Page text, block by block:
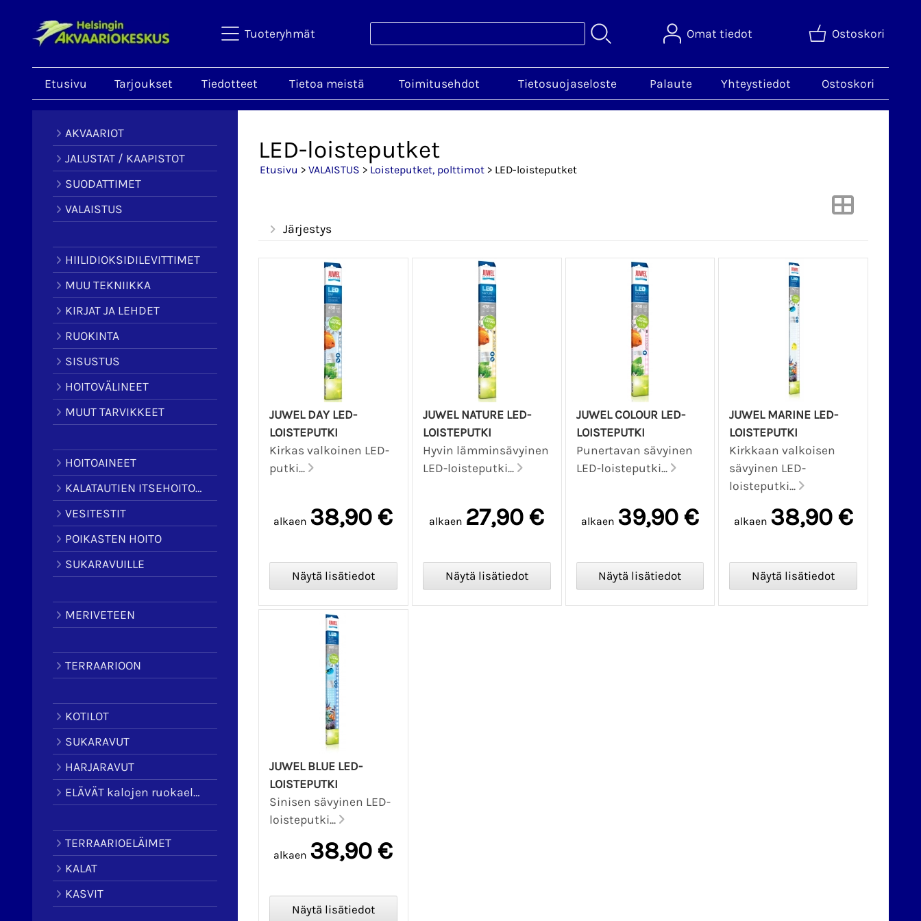
Tuoteryhmät Omat tiedot Ostoskori
Etusivu Tarjoukset Tiedotteet Tietoa meistä Toimitusehdot Tietosuojaseloste Palaute Yhteystiedot Ostoskori
AKVAARIOT
JALUSTAT / KAAPISTOT
SUODATTIMET
VALAISTUS
HIILIDIOKSIDILEVITTIMET
MUU TEKNIIKKA
KIRJAT JA LEHDET
RUOKINTA
SISUSTUS
HOITOVÄLINEET
MUUT TARVIKKEET
HOITOAINEET
KALATAUTIEN ITSEHOITOAINEET
VESITESTIT
POIKASTEN HOITO
SUKARAVUILLE
MERIVETEEN
TERRAARIOON
KOTILOT
SUKARAVUT
HARJARAVUT
ELÄVÄT kalojen ruokaeläimet
TERRAARIOELÄIMET
KALAT
KASVIT
LED-loisteputket
Etusivu > VALAISTUS > Loisteputket, polttimot > LED-loisteputket
Järjestys
JUWEL DAY LED-
LOISTEPUTKI
Kirkas valkoinen LED-
putki...
alkaen 38,90 €
JUWEL NATURE LED-
LOISTEPUTKI
Hyvin lämminsävyinen
LED-loisteputki...
alkaen 27,90 €
JUWEL COLOUR LED-
LOISTEPUTKI
Punertavan sävyinen
LED-loisteputki...
alkaen 39,90 €
JUWEL MARINE LED-
LOISTEPUTKI
Kirkkaan valkoisen
sävyinen LED-
loisteputki...
alkaen 38,90 €
JUWEL BLUE LED-
LOISTEPUTKI
Sinisen sävyinen LED-
loisteputki...
alkaen 38,90 €